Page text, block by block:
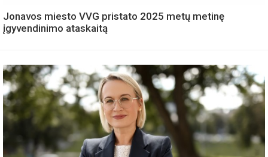
Jonavos miesto VVG pristato 2025 metų metinę
įgyvendinimo ataskaitą